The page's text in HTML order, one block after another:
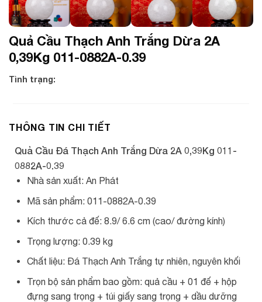
Quả Cầu Thạch Anh Trắng Dừa 2A
0,39Kg 011-0882A-0.39
Tình trạng:
THÔNG TIN CHI TIẾT
Quả Cầu Đá Thạch Anh Trắng Dừa 2A 0,39Kg 011-
0882A-0.39
Nhà sản xuất: An Phát
Mã sản phẩm: 011-0882A-0.39
Kích thước cả đế: 8.9/ 6.6 cm (cao/ đường kính)
Trọng lượng: 0.39 kg
Chất liệu: Đá Thạch Anh Trắng tự nhiên, nguyên khối
Trọn bộ sản phẩm bao gồm: quả cầu + 01 đế + hộp
đựng sang trọng + túi giấy sang trọng + dầu dưỡng